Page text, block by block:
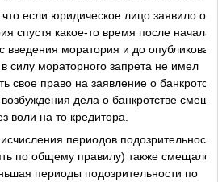
если юридическое лицо заявило об
спустя какое-то время после начала
введения моратория и до
в силу мораторного запрета не имел
свое право на заявление о
дела о банкротстве
воли на то кредитора.
периодов подозрительности
по общему правилу) также
периоды подозрительности по